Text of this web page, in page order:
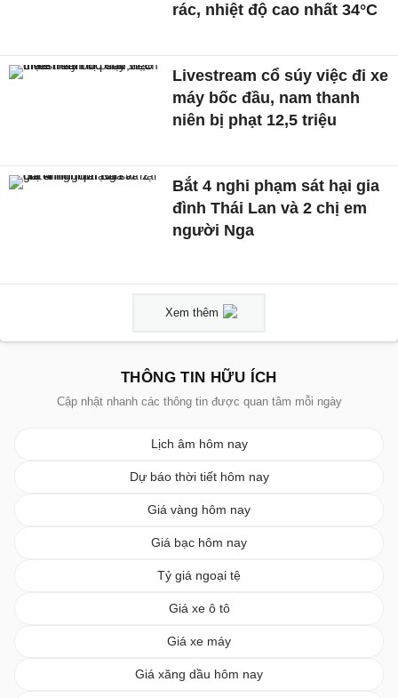
rác, nhiệt độ cao nhất 34°C
Livestream cổ súy việc đi xe
máy bốc đầu, nam thanh
niên bị phạt 12,5 triệu
Bắt 4 nghi phạm sát hại gia
đình Thái Lan và 2 chị em
người Nga
Xem thêm
THÔNG TIN HỮU ÍCH
Cập nhật nhanh các thông tin được quan tâm mỗi ngày
Lịch âm hôm nay
Dự báo thời tiết hôm nay
Giá vàng hôm nay
Giá bạc hôm nay
Tỷ giá ngoại tệ
Giá xe ô tô
Giá xe máy
Giá xăng dầu hôm nay